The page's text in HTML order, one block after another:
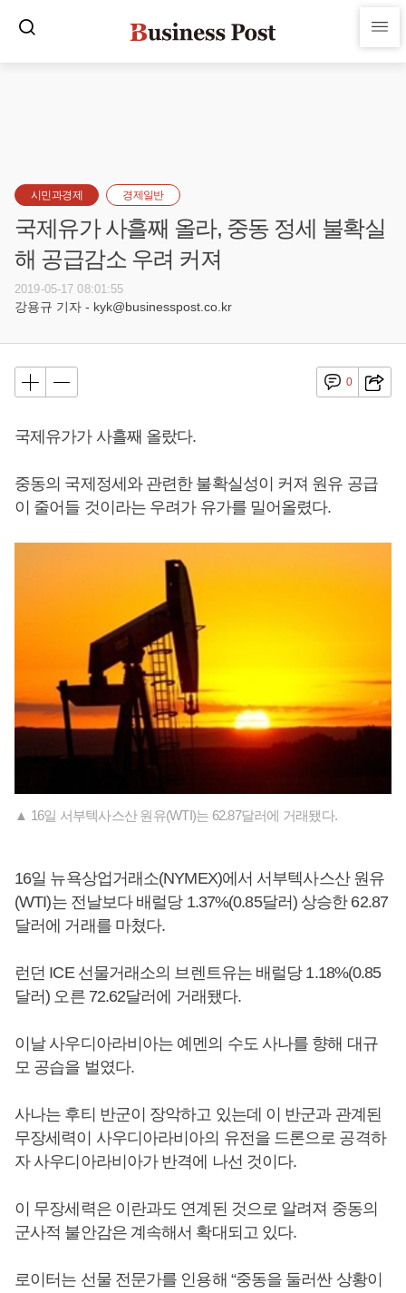
시민과경제 경제일반
국제유가 사흘째 올라, 중동 정세 불확실
해 공급감소 우려 커져
2019-05-17 08:01:55
강용규 기자 - kyk@businesspost.co.kr
0
국제유가가 사흘째 올랐다.
중동의 국제정세와 관련한 불확실성이 커져 원유 공급
이 줄어들 것이라는 우려가 유가를 밀어올렸다.
▲ 16일 서부텍사스산 원유(WTI)는 62.87달러에 거래됐다.
16일 뉴욕상업거래소(NYMEX)에서 서부텍사스산 원유
(WTI)는 전날보다 배럴당 1.37%(0.85달러) 상승한 62.87
달러에 거래를 마쳤다.
런던 ICE 선물거래소의 브렌트유는 배럴당 1.18%(0.85
달러) 오른 72.62달러에 거래됐다.
이날 사우디아라비아는 예멘의 수도 사나를 향해 대규
모 공습을 벌였다.
사나는 후티 반군이 장악하고 있는데 이 반군과 관계된
무장세력이 사우디아라비아의 유전을 드론으로 공격하
자 사우디아라비아가 반격에 나선 것이다.
이 무장세력은 이란과도 연계된 것으로 알려져 중동의
군사적 불안감은 계속해서 확대되고 있다.
로이터는 선물 전문가를 인용해 “중동을 둘러싼 상황이